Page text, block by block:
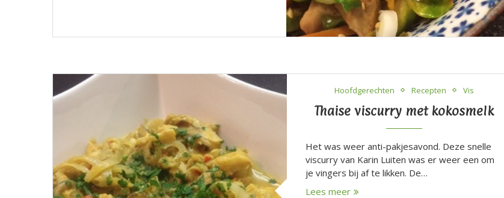
Hoofdgerechten Recepten Vis
Thaise viscurry met kokosmelk
Het was weer anti-pakjesavond. Deze snelle
viscurry van Karin Luiten was er weer een om
je vingers bij af te likken. De…
Lees meer